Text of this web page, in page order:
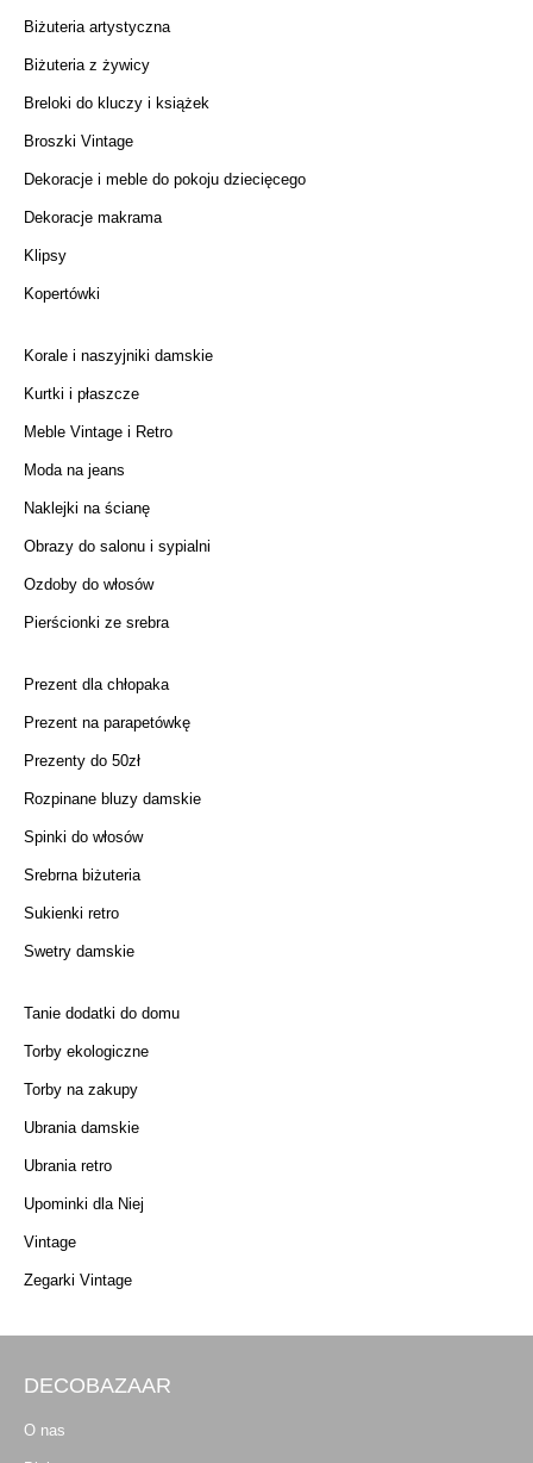
Biżuteria artystyczna
Biżuteria z żywicy
Breloki do kluczy i książek
Broszki Vintage
Dekoracje i meble do pokoju dziecięcego
Dekoracje makrama
Klipsy
Kopertówki
Korale i naszyjniki damskie
Kurtki i płaszcze
Meble Vintage i Retro
Moda na jeans
Naklejki na ścianę
Obrazy do salonu i sypialni
Ozdoby do włosów
Pierścionki ze srebra
Prezent dla chłopaka
Prezent na parapetówkę
Prezenty do 50zł
Rozpinane bluzy damskie
Spinki do włosów
Srebrna biżuteria
Sukienki retro
Swetry damskie
Tanie dodatki do domu
Torby ekologiczne
Torby na zakupy
Ubrania damskie
Ubrania retro
Upominki dla Niej
Vintage
Zegarki Vintage
DECOBAZAAR
O nas